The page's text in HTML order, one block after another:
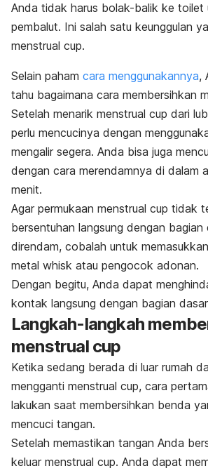
Anda tidak harus bolak-balik ke toilet
pembalut. Ini salah satu keunggulan
menstrual cup.
Selain paham cara menggunakannya,
tahu bagaimana cara membersihkan
Setelah menarik menstrual cup dari
perlu mencucinya dengan
mengalir segera. Anda bisa juga
dengan cara merendamnya di dalam
menit.
Agar permukaan menstrual cup tidak
bersentuhan langsung dengan
direndam, cobalah untuk
metal whisk atau pengocok adonan.
Dengan begitu, Anda dapat
kontak langsung dengan bagian
Langkah-langkah
menstrual cup
Ketika sedang berada di luar rumah
mengganti menstrual cup, cara
lakukan saat membersihkan benda
mencuci tangan.
Setelah memastikan tangan Anda
keluar menstrual cup. Anda dapat